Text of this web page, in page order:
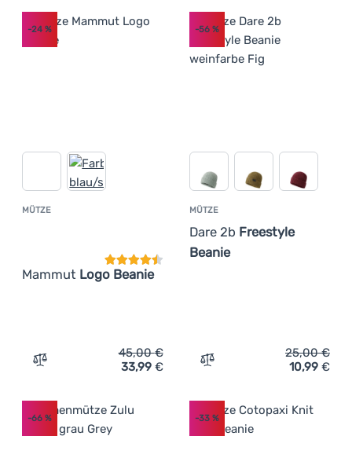
MÜTZE
Mammut Logo Beanie
Kundenbewertung
-24 %
Zum Vergleich 'Mütze Mammut Logo Beanie' hinzufügen
45,00€
33,99 €
MÜTZE
Dare 2b Freestyle
Beanie
-56%
Zum Vergleich 'Mütze
25,00€
10,99 €
-66 % -33%